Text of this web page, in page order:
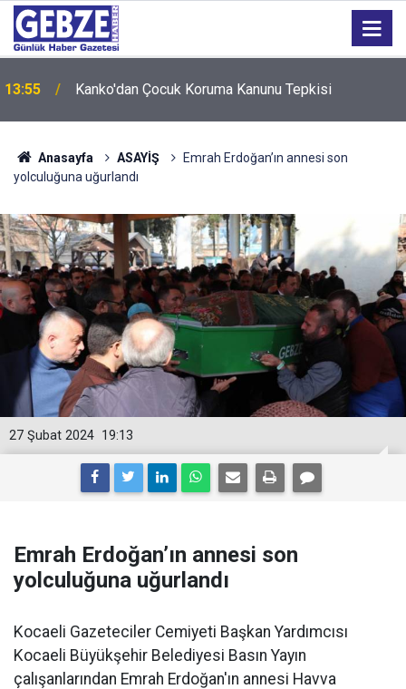
13:55 Kanko'dan Çocuk Koruma Kanunu Tepkisi
Anasayfa ASAYİŞ
Emrah Erdoğan’ın annesi son
yolculuğuna uğurlandı
19:13
27 Şubat 2024
Emrah Erdoğan’ın annesi son
yolculuğuna uğurlandı
Kocaeli Gazeteciler Cemiyeti Başkan Yardımcısı
Kocaeli Büyükşehir Belediyesi Basın Yayın
çalışanlarından Emrah Erdoğan'ın annesi Havva